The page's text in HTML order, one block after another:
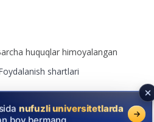
huquqlar himoyalangan
shartlari
nufuzli universitetlarda